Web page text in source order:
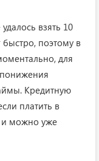
взять 10
поэтому в
для
Кредитную
платить в
и можно уже